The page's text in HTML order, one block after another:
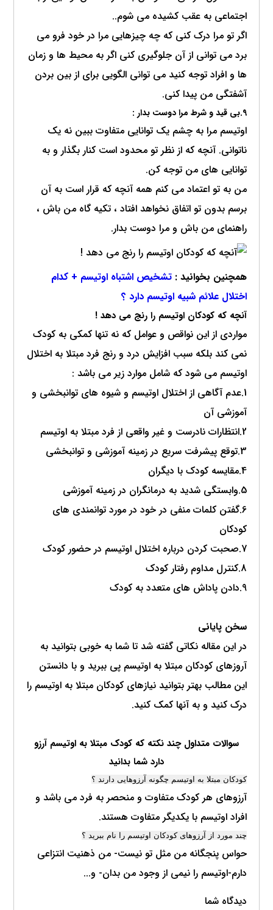
اجتماعی به عقب کشیده می شوم..
اگر تو مرا درک کنی که چه چیزهایی مرا در خود فرو می
برد می توانی از آن جلوگیری کنی اگر به محیط ها و زمان
ها و افراد توجه کنید می توانی الگویی برای از بین بردن
آشفتگی من پیدا کنی.
9.بی قید و شرط مرا دوست بدار :
اوتیسم مرا به چشم یک توانایی متفاوت ببین نه یک
ناتوانی. آنچه که از نظر تو محدود است کنار بگذار و به
توانایی های من توجه کن.
من به تو اعتماد می کنم همه آنچه که قرار است به آن
برسم بدون تو اتفاق نخواهد افتاد ، تکیه گاه من باش ،
راهنمای من باش و مرا دوست بدار.
همچنین بخوانید :تشخیص اشتباه اوتیسم + کدام
اختلال علائم شبیه اوتیسم دارد ؟
آنچه که کودکان اوتیسم را رنج می دهد !
مواردی از این نواقص و عوامل که نه تنها کمکی به کودک
نمی کند بلکه سبب افزایش درد و رنج فرد مبتلا به اختلال
اوتیسم می شود که شامل موارد زیر می باشد :
1.عدم آگاهی از اختلال اوتیسم و شیوه های توانبخشی و
آموزشی آن
2.انتظارات نادرست و غیر واقعی از فرد مبتلا به اوتیسم
3.توقع پیشرفت سریع در زمینه آموزشی و توانبخشی
4.مقایسه کودک با دیگران
5.وابستگی شدید به درمانگران در زمینه آموزشی
6.گفتن کلمات منفی در خود در مورد توانمندی های
کودکان
7.صحبت کردن درباره اختلال اوتیسم در حضور کودک
8.کنترل مداوم رفتار کودک
9.دادن پاداش های متعدد به کودک
سخن پایانی
در این مقاله نکاتی گفته شد تا شما به خوبی بتوانید به
آروزهای کودکان مبتلا به اوتیسم پی ببرید و با دانستن
این مطالب بهتر بتوانید نیازهای کودکان مبتلا به اوتیسم را
درک کنید و به آنها کمک کنید.
سوالات متداول چند نکته که کودک مبتلا به اوتیسم آرزو
دارد شما بدانید
کودکان مبتلا به اوتیسم چگونه آرزوهایی دارند ؟
آرزوهای هر کودک متفاوت و منحصر به فرد می باشد و
افراد اوتیسم با یکدیگر متفاوت هستند.
چند مورد از آرزوهای کودکان اوتیسم را نام ببرید ؟
حواس پنجگانه من مثل تو نیست- من ذهنیت انتزاعی
دارم-اوتیسم را نیمی از وجود من بدان- و...
دیدگاه شما